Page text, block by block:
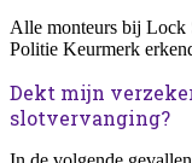
Alle monteurs bij Lock
Politie Keurmerk
Dekt mijn
slotvervanging?